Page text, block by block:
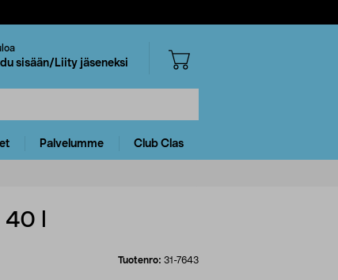
sisään/Liity jäseneksi
Palvelumme Club Clas
l
Tuotenro: 31-7643